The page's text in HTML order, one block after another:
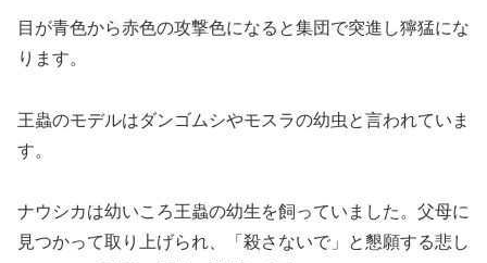
目が青色から赤色の攻撃色になると集団で突進し獰猛にな
ります。
王蟲のモデルはダンゴムシやモスラの幼虫と言われていま
す。
ナウシカは幼いころ王蟲の幼生を飼っていました。父母に
見つかって取り上げられ、「殺さないで」と懇願する悲し